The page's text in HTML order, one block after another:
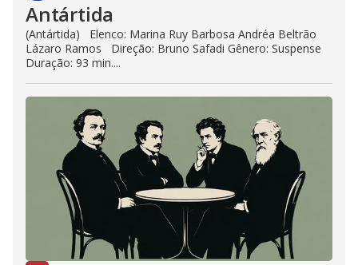
Antártida
(Antártida) Elenco: Marina Ruy Barbosa Andréa Beltrão
Lázaro Ramos Direção: Bruno Safadi Gênero: Suspense
Duração: 93 min....